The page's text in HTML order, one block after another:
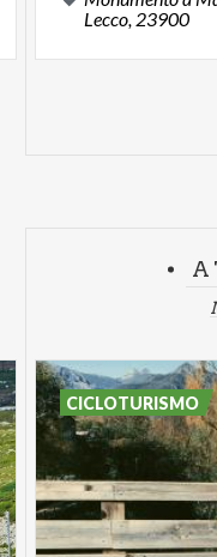
Lecco, 23900
CICLOTURISMO